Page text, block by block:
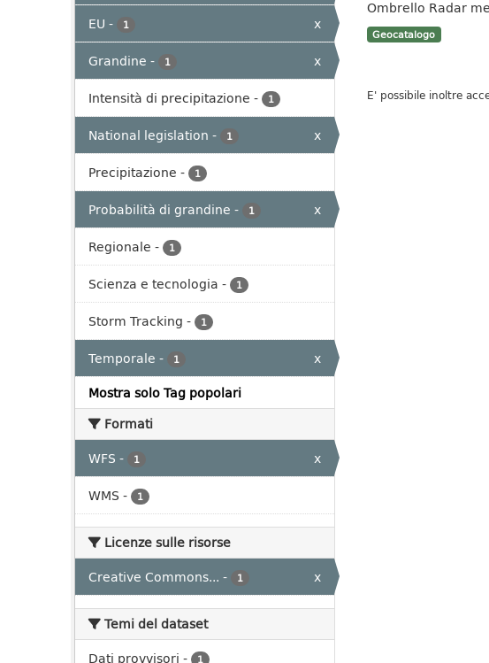
EU - 1
x
Grandine - 1
x
Intensità di precipitazione - 1
National legislation - 1
x
Precipitazione - 1
Probabilità di grandine - 1
x
Regionale - 1
Scienza e tecnologia - 1
Storm Tracking - 1
Temporale - 1
x
Mostra solo Tag popolari
Formati
WFS - 1
x
WMS - 1
Licenze sulle risorse
Creative Commons... - 1 x
Temi del dataset
Dati provvisori - 1
Ombrello Radar
Geocatalogo
E' possibile inoltre